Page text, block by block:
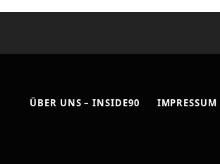
ÜBER UNS – INSIDE90 IMPRESSUM